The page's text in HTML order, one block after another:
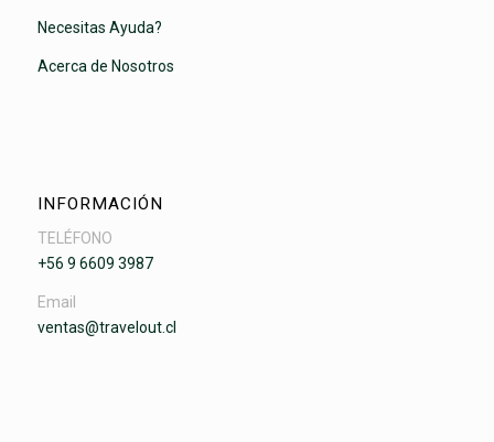
Necesitas Ayuda?
Acerca de Nosotros
INFORMACIÓN
TELÉFONO
+56 9 6609 3987
Email
ventas@travelout.cl